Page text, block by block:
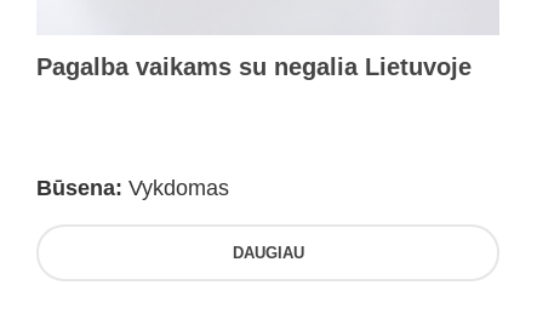
Pagalba vaikams su negalia Lietuvoje
Būsena: Vykdomas
DAUGIAU